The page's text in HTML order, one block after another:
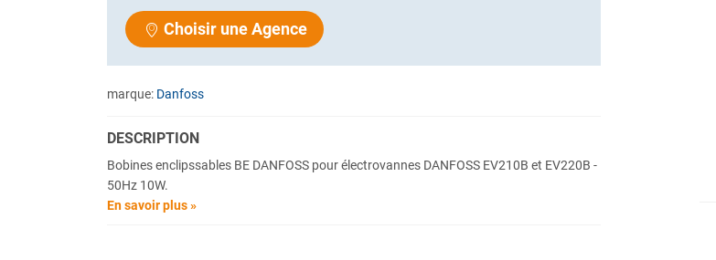
Choisir une Agence
marque: Danfoss
DESCRIPTION
Bobines enclipssables BE DANFOSS pour électrovannes DANFOSS EV210B et EV220B -
50Hz 10W.
En savoir plus »